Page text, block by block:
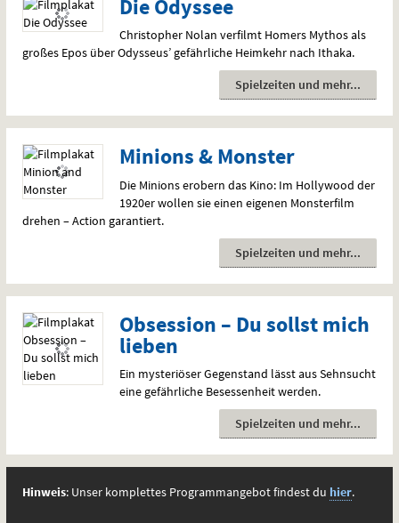
Die Odyssee
Christopher Nolan verfilmt Homers Mythos als
großes Epos über Odysseus’ gefährliche Heimkehr nach Ithaka.
Spielzeiten und mehr
Minions & Monster
Die Minions erobern das Kino: Im Hollywood der
1920er wollen sie einen eigenen Monsterfilm
drehen – Action garantiert.
Spielzeiten und mehr
Obsession – Du sollst mich
lieben
Ein mysteriöser Gegenstand lässt aus Sehnsucht
eine gefährliche Besessenheit werden.
Spielzeiten und mehr
Hinweis: Unser komplettes Programmangebot findest du hier.